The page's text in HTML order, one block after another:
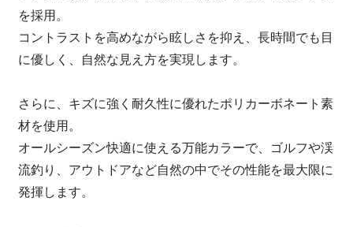
を採用。
コントラストを高めながら眩しさを抑え、長時間でも目
に優しく、自然な見え方を実現します。
さらに、キズに強く耐久性に優れたポリカーボネート素
材を使用。
オールシーズン快適に使える万能カラーで、ゴルフや渓
流釣り、アウトドアなど自然の中でその性能を最大限に
発揮します。